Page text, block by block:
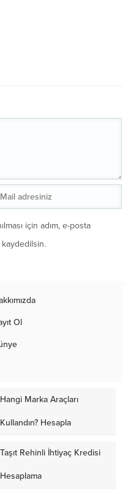
için adım, e-posta
kaydedilsin.
Ol
Hangi Marka Araçları
Kullandın? Hesapla
Taşıt Rehinli İhtiyaç Kredisi
Hesaplama